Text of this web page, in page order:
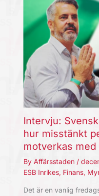
Intervju:
hur misstänkt
motverkas
By Affärsstaden /
ESB Inrikes, Finans,
Det är en vanlig